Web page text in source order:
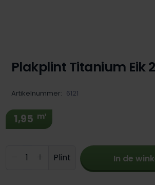
Plakplint Titanium Eik
Artikelnummer: 6121
1,95 m¹
Producthoeveelheid:
Plint In de